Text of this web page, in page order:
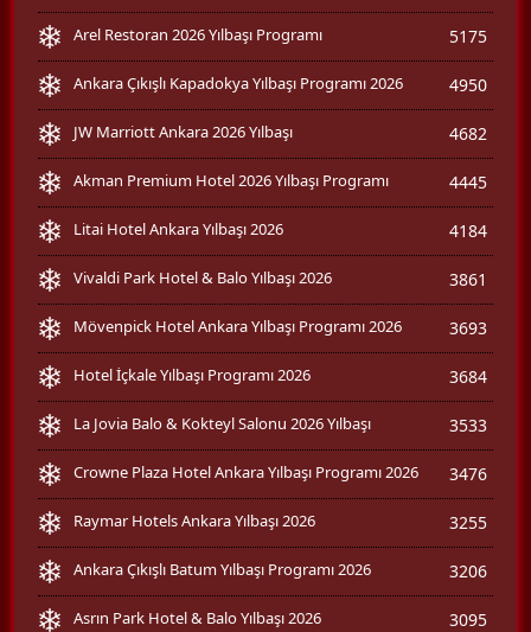
Arel Restoran 2026 Yılbaşı Programı 5175
Ankara Çıkışlı Kapadokya Yılbaşı Programı 2026 4950
JW Marriott Ankara 2026 Yılbaşı 4682
Akman Premium Hotel 2026 Yılbaşı Programı 4445
Litai Hotel Ankara Yılbaşı 2026 4184
Vivaldi Park Hotel & Balo Yılbaşı 2026 3861
Mövenpick Hotel Ankara Yılbaşı Programı 2026 3693
Hotel İçkale Yılbaşı Programı 2026 3684
La Jovia Balo & Kokteyl Salonu 2026 Yılbaşı 3533
Crowne Plaza Hotel Ankara Yılbaşı Programı 2026 3476
Raymar Hotels Ankara Yılbaşı 2026 3255
Ankara Çıkışlı Batum Yılbaşı Programı 2026 3206
Asrın Park Hotel & Balo Yılbaşı 2026 3095